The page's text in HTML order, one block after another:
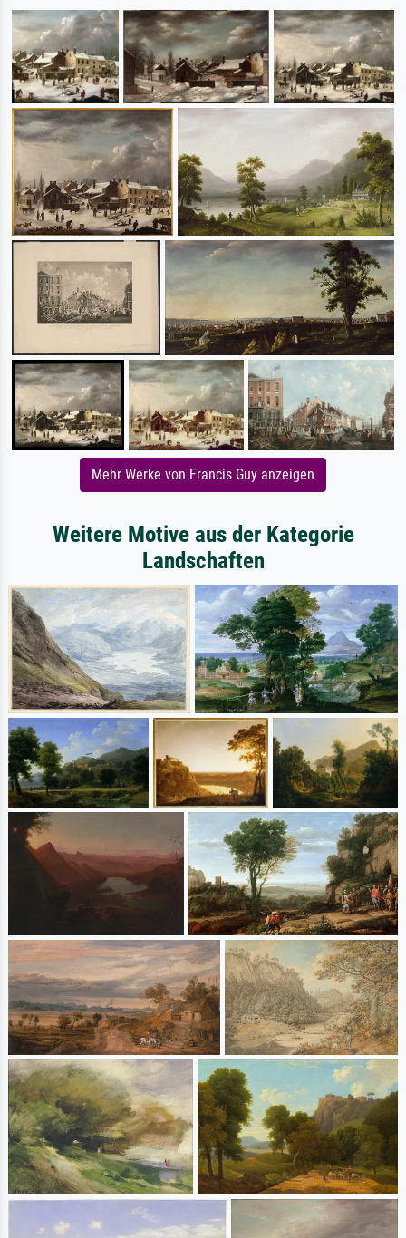
Mehr Werke von Francis Guy anzeigen
Weitere Motive aus der Kategorie
Landschaften